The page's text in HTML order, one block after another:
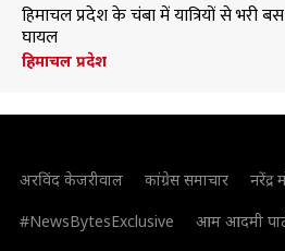
हिमाचल प्रदेश के चंबा में यात्रियों से भरी
घायल
हिमाचल प्रदेश
अरविंद केजरीवाल कांग्रेस समाचार नरेंद्र
#NewsBytesExclusive
आम आदमी